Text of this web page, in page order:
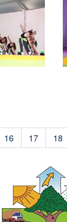
16 17 18